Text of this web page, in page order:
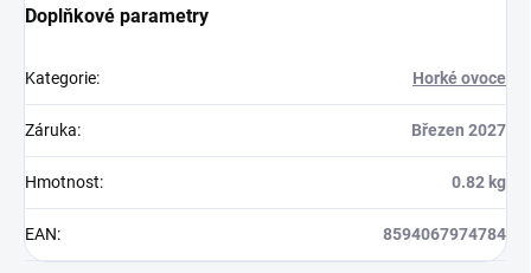
Doplňkové parametry
Kategorie: Horké ovoce
Záruka: Březen 2027
Hmotnost: 0.82 kg
EAN: 8594067974784